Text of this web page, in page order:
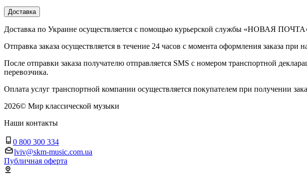
Доставка
Доставка по Украине осуществляется с помощью курьерской службы «НОВАЯ
Отправка заказа осуществляется в течение 24 часов с момента оформления заказа при
После отправки заказа получателю отправляется SMS с номером транспортной
перевозчика.
Оплата услуг транспортной компании осуществляется покупателем при получении
2026© Мир классической музыки
Наши контакты
0 800 300 334
lviv@skm-music.com.ua
Публичная оферта